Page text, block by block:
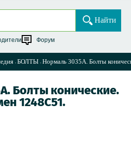
Форум
Найти
БОЛТЫ Нормаль 3035А. Болты
Болты конические.
1248С51.